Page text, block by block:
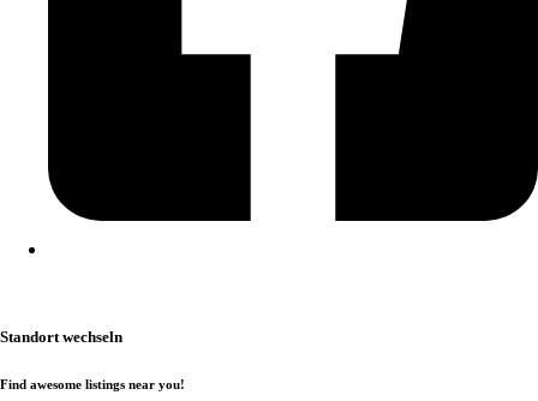
Standort wechseln
Find awesome listings near you!